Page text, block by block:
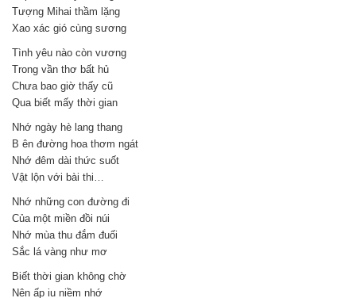
Tượng Mihai thầm lặng
Xao xác gió cùng sương
Tình yêu nào còn vương
Trong vần thơ bất hủ
Chưa bao giờ thấy cũ
Qua biết mấy thời gian
Nhớ ngày hè lang thang
B ên đường hoa thơm ngát
Nhớ đêm dài thức suốt
Vật lộn với bài thi…
Nhớ những con đường đi
Của một miền đồi núi
Nhớ mùa thu đắm đuối
Sắc lá vàng như mơ
Biết thời gian không chờ
Nên ấp iu niềm nhớ